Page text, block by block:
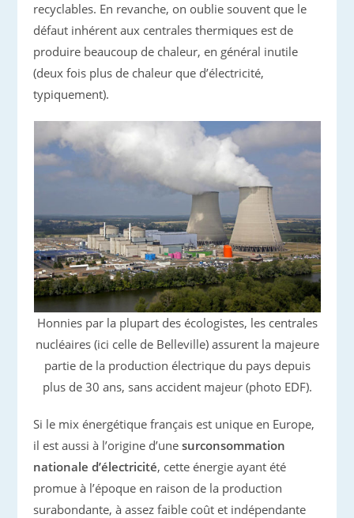
recyclables. En revanche, on oublie souvent que le
défaut inhérent aux centrales thermiques est de
produire beaucoup de chaleur, en général inutile
(deux fois plus de chaleur que d’électricité,
typiquement).
Honnies par la plupart des écologistes, les centrales
nucléaires (ici celle de Belleville) assurent la majeure
partie de la production électrique du pays depuis
plus de 30 ans, sans accident majeur (photo EDF).
Si le mix énergétique français est unique en Europe,
il est aussi à l’origine d’unesurconsommation
nationale d’électricité, cette énergie ayant été
promue à l’époque en raison de la production
surabondante, à assez faible coût et indépendante